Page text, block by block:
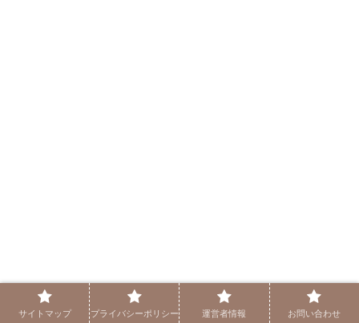
シェアする
サイトマップ プライバシーポリシー 運営者情報 お問い合わせ